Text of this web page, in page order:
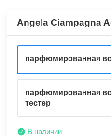
Angela Ciampagna
парфюмированная
парфюмированная
тестер
В наличии